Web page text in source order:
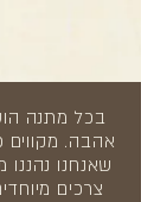
בכל מתנה
אהבה. מקווים
שאנחנו
צרכים